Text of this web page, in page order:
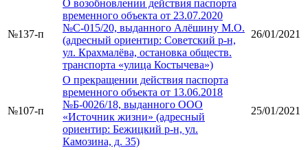
№137-п
О возобновлении действия паспорта
временного объекта от 23.07.2020
№С-015/20, выданного Алёшину М.О.
(адресный ориентир: Советский р-н,
ул. Крахмалёва, остановка обществ.
транспорта «улица Костычева»)
26/01/2021
№107-п
О прекращении действия паспорта
временного объекта от 13.06.2018
№Б-0026/18, выданного ООО
«Источник жизни» (адресный
ориентир: Бежицкий р-н, ул.
Камозина, д. 35)
25/01/2021